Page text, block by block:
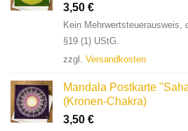
3,50 €
Kein Mehrwertsteuerausweis,
§19 (1) UStG.
zzgl. Versandkosten
Mandala Postkarte
(Kronen-Chakra)
3,50 €